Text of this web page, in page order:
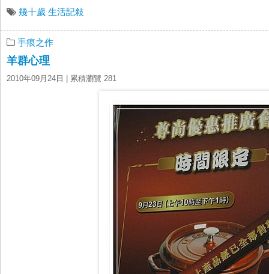
幾十歲 生活記敍
手痕之作
羊群心理
2010年09月24日 | 累積瀏覽 281